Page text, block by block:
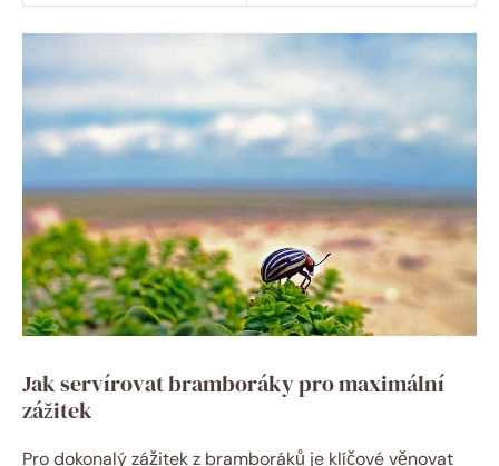
Jak servírovat bramboráky pro maximální
zážitek
Pro dokonalý zážitek z bramboráků je klíčové věnovat